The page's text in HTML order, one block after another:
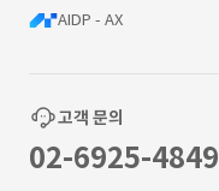
AIDP - AX
고객 문의
02-6925-4849